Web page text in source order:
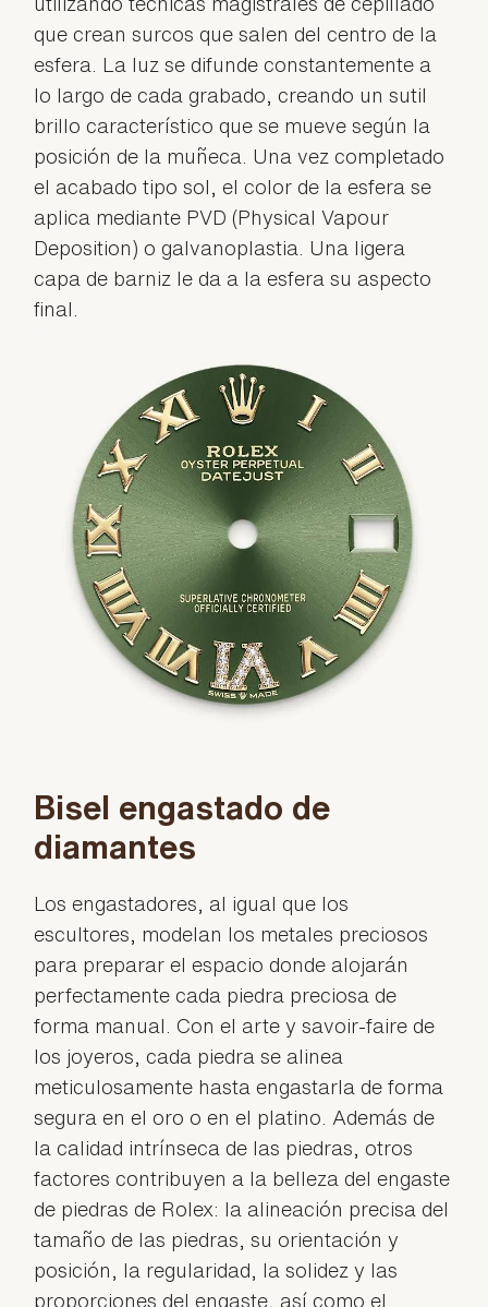
que crean surcos que salen del centro de la
esfera. La luz se difunde constantemente a
lo largo de cada grabado, creando un sutil
brillo característico que se mueve según la
posición de la muñeca. Una vez completado
el acabado tipo sol, el color de la esfera se
aplica mediante PVD (Physical Vapour
Deposition) o galvanoplastia. Una ligera
capa de barniz le da a la esfera su aspecto
final.
Bisel engastado de
diamantes
Los engastadores, al igual que los
escultores, modelan los metales preciosos
para preparar el espacio donde alojarán
perfectamente cada piedra preciosa de
forma manual. Con el arte y savoir-faire de
los joyeros, cada piedra se alinea
meticulosamente hasta engastarla de forma
segura en el oro o en el platino. Además de
la calidad intrínseca de las piedras, otros
factores contribuyen a la belleza del engaste
de piedras de Rolex: la alineación precisa del
tamaño de las piedras, su orientación y
posición, la regularidad, la solidez y las
proporciones del engaste, así como el